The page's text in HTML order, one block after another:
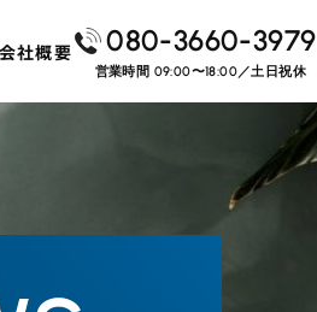
会社概要 080-3660-3979
営業時間 09:00〜18:00／土日祝休